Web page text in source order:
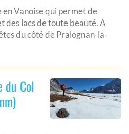
Vanoise qui permet de
des lacs de toute beauté. A
du côté de Pralognan-la-
du Col